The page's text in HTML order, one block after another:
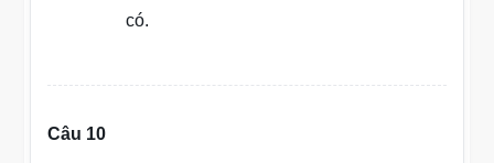
có.
Câu 10